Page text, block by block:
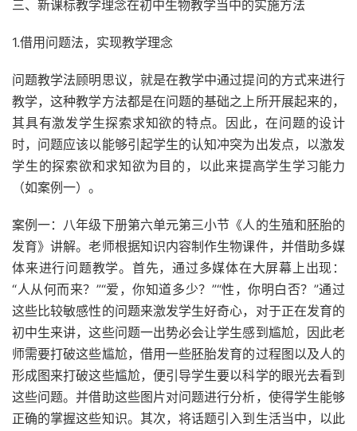
三、新课标教学理念在初中生物教学当中的实施方法
1.借用问题法，实现教学理念
问题教学法顾明思议，就是在教学中通过提问的方式来进行
教学，这种教学方法都是在问题的基础之上所开展起来的，
其具有激发学生探索求知欲的特点。因此，在问题的设计
时，问题应该以能够引起学生的认知冲突为出发点，以激发
学生的探索欲和求知欲为目的，以此来提高学生学习能力
（如案例一）。
案例一：八年级下册第六单元第三小节《人的生殖和胚胎的
发育》讲解。老师根据知识内容制作生物课件，并借助多媒
体来进行问题教学。首先，通过多媒体在大屏幕上出现：
“人从何而来？”“爱，你知道多少？”“性，你明白否？”通过
这些比较敏感性的问题来激发学生好奇心，对于正在发育的
初中生来讲，这些问题一出势必会让学生感到尴尬，因此老
师需要打破这些尴尬，借用一些胚胎发育的过程图以及人的
形成图来打破这些尴尬，便引导学生要以科学的眼光去看到
这些问题。并借助这些图片对问题进行分析，使得学生能够
正确的掌握这些知识。其次，将话题引入到生活当中，以此